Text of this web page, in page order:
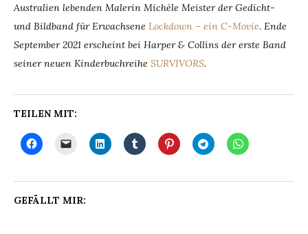
Australien lebenden Malerin Michèle Meister der Gedicht-
und Bildband für Erwachsene Lockdown – ein C-Movie. Ende
September 2021 erscheint bei Harper & Collins der erste Band
seiner neuen Kinderbuchreihe SURVIVORS.
TEILEN MIT:
GEFÄLLT MIR: